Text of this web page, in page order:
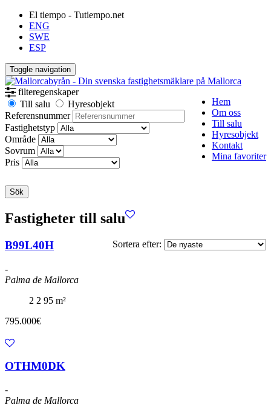
El tiempo - Tutiempo.net
ENG
SWE
ESP
Toggle navigation
Hem
Om oss
Till salu
Hyresobjekt
Kontakt
Mina favoriter
filteregenskaper
Till salu
Hyresobjekt
Referensnummer
Fastighetstyp
Område
Sovrum
Pris
Sök
Fastigheter till salu
Sortera efter:
B99L40H
-
Palma de Mallorca
2 2 95 m²
795.000€
OTHM0DK
-
Palma de Mallorca